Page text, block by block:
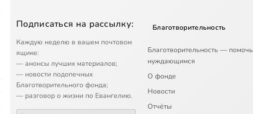
Подписаться на рассылку:
Каждую неделю в вашем почтовом
ящике:
— анонсы лучших материалов;
— новости подопечных
Благотворительного фонда;
— разговор о жизни по Евангелию.
Благотворительность
Благотворительность — помочь
нуждающимся
О фонде
Новости
Отчёты